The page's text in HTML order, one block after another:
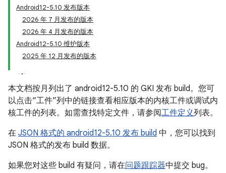
Android12-5.10 发布版本
2026 年 7 月发布的版本
2026 年 4 月发布的版本
Android12-5.10 维护版本
2025 年 12 月发布的版本
本文档按月列出了 android12-5.10 的 GKI 发布 build。 您可
以点击“工件”列中的链接查看相应版本的内核工件或调试内
核工件的列表。如需查找特定文件，请参阅工件定义列表。
在 JSON 格式的 android12-5.10 发布 build 中，您可以找到
JSON 格式的发布 build 数据。
如果您对这些 build 有疑问，请在问题跟踪器中提交 bug。